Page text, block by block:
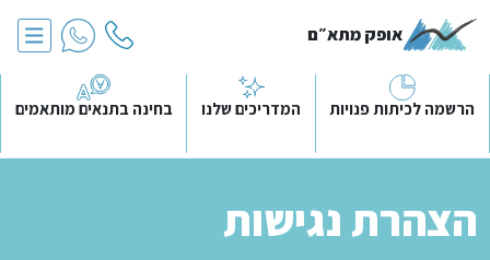
אופק מתא״ם
הרשמה לכיתות פנויות המדריכים שלנו בחינה בתנאים מותאמים
הצהרת נגישות